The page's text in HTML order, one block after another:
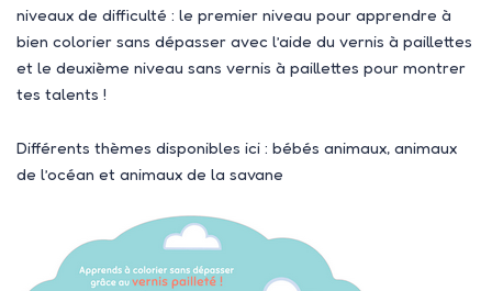
niveaux de difficulté : le premier niveau pour apprendre à
bien colorier sans dépasser avec l’aide du vernis à paillettes
et le deuxième niveau sans vernis à paillettes pour montrer
tes talents !
Différents thèmes disponibles ici : bébés animaux, animaux
de l’océan et animaux de la savane